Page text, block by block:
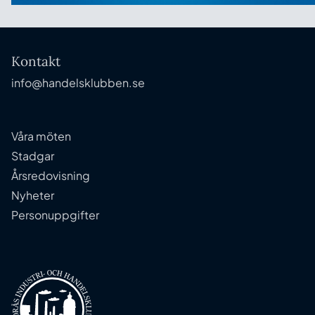
Kontakt
info@handelsklubben.se
Våra möten
Stadgar
Årsredovisning
Nyheter
Personuppgifter